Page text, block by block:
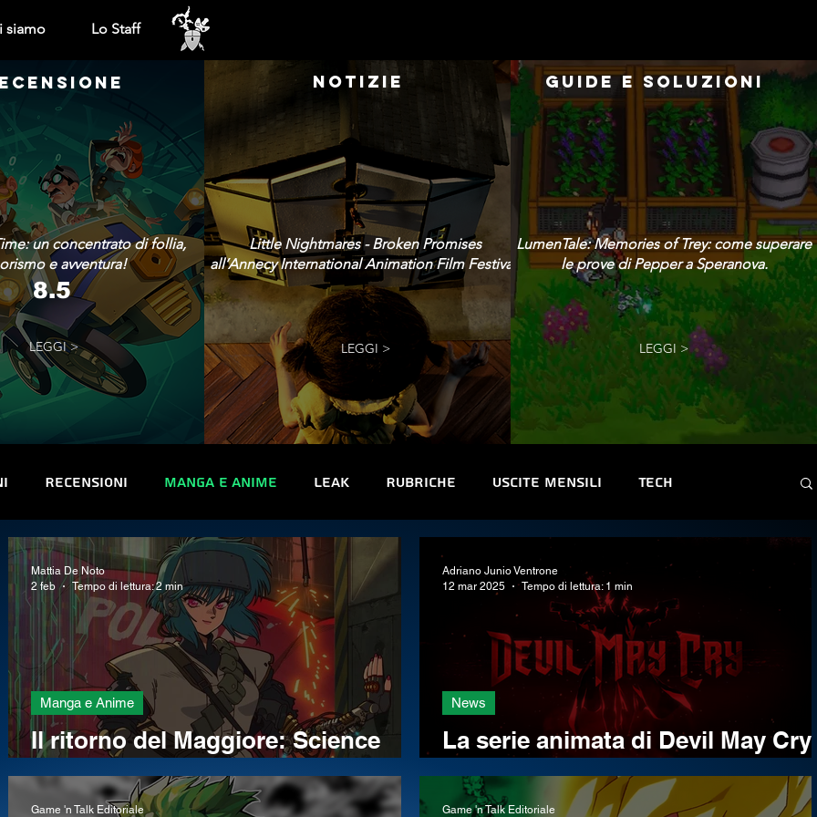
siamo Lo Staff
un concentrato di follia,
e avventura!
8.5
LEGGI >
NOTIZIE
Little Nightmares - Broken Promises
all’Annecy International Animation Film Festival!
LEGGI >
GUIDE E SOLUZIONI
LumenTale: Memories of Trey: come superare
le prove di Pepper a Speranova.
LEGGI >
Recensioni Manga e Anime Leak Rubriche Uscite mensili Tech
Curiosità Trofei e obiettivi Interviste Contest e Premi
Il ritorno del Maggiore: Science
adattamento di Ghost in the Shell
Manga e Anime
Mattia De Noto
2 feb
Tempo di lettura: 2 min
La serie animata di Devil May Cry
News
Adriano Junio Ventrone
12 mar 2025
Tempo di lettura: 1 min
Game 'n Talk Editoriale
Game 'n Talk Editoriale